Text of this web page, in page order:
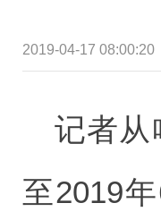
2019-04-17 08:00:20
记者从
至2019